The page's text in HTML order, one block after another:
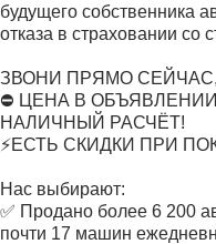
будущего собственника
отказа в страховании со
ЗВОНИ ПРЯМО
⛔ ЦЕНА В
НАЛИЧНЫЙ РАСЧЁТ!
⚡ЕСТЬ СКИДКИ ПРИ
Нас выбирают:
✅ Продано более 6 200
почти 17 машин